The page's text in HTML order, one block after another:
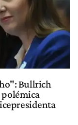
Bullrich